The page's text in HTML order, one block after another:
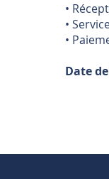
•
•
•
Date